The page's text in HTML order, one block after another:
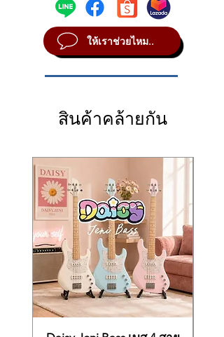
SOUND Bright
WEIGHT Heavy
ให้เราช่วยไหม..
สินค้าคล้ายกัน